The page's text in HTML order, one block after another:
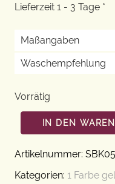
Lieferzeit 1 - 3 Tage *
Maßangaben
Waschempfehlung
Vorrätig
IN DEN
Artikelnummer:
Kategorien: 1 Farbe